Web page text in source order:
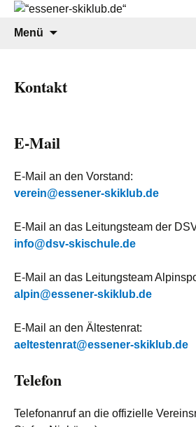
seit 1908
Menü
Kontakt
E-Mail
E-Mail an den Vorstand:
verein@essener-skiklub.de
E-Mail an das Leitungsteam der
info@dsv-skischule.de
E-Mail an das Leitungsteam
alpin@essener-skiklub.de
E-Mail an den Ältestenrat:
aeltestenrat@essener-skiklub.de
Telefon
Telefonanruf an die offizielle